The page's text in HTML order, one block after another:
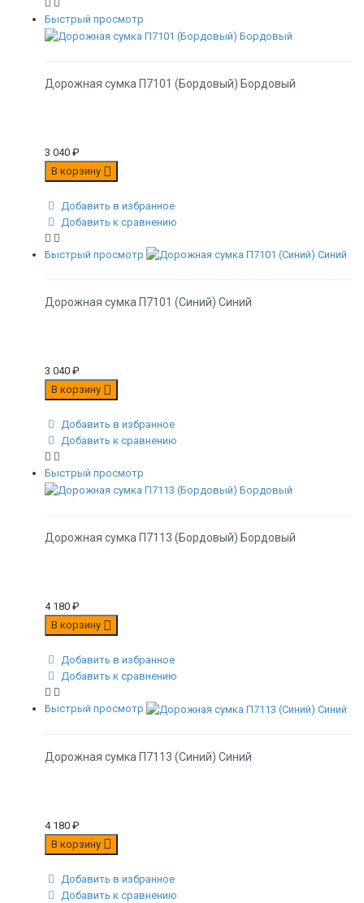
Быстрый просмотр
Дорожная сумка П7101 (Бордовый) Бордовый
3 040 ₽
В корзину
Добавить в избранное
Добавить к сравнению
Быстрый просмотр
Дорожная сумка П7101 (Синий) Синий
3 040 ₽
В корзину
Добавить в избранное
Добавить к сравнению
Быстрый просмотр
Дорожная сумка П7113 (Бордовый) Бордовый
4 180 ₽
В корзину
Добавить в избранное
Добавить к сравнению
Быстрый просмотр
Дорожная сумка П7113 (Синий) Синий
4 180 ₽
В корзину
Добавить в избранное
Добавить к сравнению